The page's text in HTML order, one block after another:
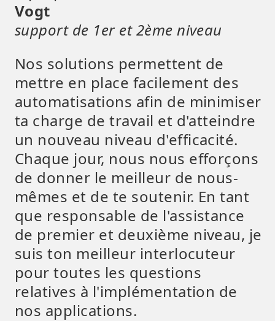
Vogt
support de 1er et 2ème niveau
Nos solutions permettent de
mettre en place facilement des
automatisations afin de minimiser
ta charge de travail et d'atteindre
un nouveau niveau d'efficacité.
Chaque jour, nous nous efforçons
de donner le meilleur de nous-
mêmes et de te soutenir. En tant
que responsable de l'assistance
de premier et deuxième niveau, je
suis ton meilleur interlocuteur
pour toutes les questions
relatives à l'implémentation de
nos applications.